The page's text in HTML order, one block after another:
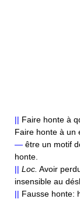
|| Faire honte à
Faire honte à un
— être un motif
honte.
|| Loc. Avoir
insensible au
|| Fausse honte: